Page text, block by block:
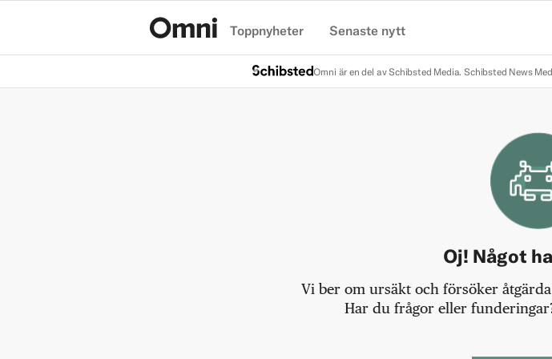
Toppnyheter Senaste nytt
Omni är en del av Schibsted Media. Schibsted News
Oj! Något
Vi ber om ursäkt och försöker
Har du frågor eller